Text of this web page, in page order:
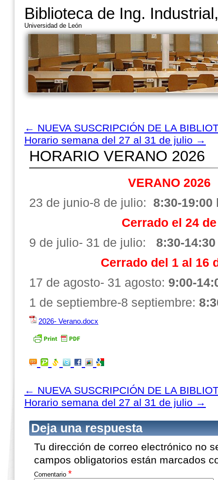
Biblioteca de Ing.
Universidad de León
← NUEVA SUSCRIPCIÓN DE LA
Horario semana del 27 al 31 de julio →
HORARIO VERANO 2026
VERANO 2026
23 de junio-8 de julio: 8:30-19:00
Cerrado el 24
9 de julio- 31 de julio: 8:30-14:30
Cerrado del 1 al 16
17 de agosto- 31 agosto: 9:00-
1 de septiembre-8 septiembre:
2026- Verano.docx
← NUEVA SUSCRIPCIÓN DE LA
Horario semana del 27 al 31 de julio →
Deja una respuesta
Tu dirección de correo electrónico no
campos obligatorios están marcados
Comentario *